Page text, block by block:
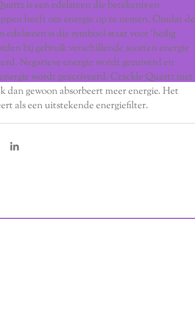
is een edelsteen die betekenis en
heeft om energie op te nemen. Omdat de
edelsteen is die symbool staat voor 'heilig
bij gebruik verschillende soorten energie
Negatieve energie wordt gezuiverd en
wordt geactiveerd. Crackle Quartz met
dan gewoon absorbeert meer energie. Het
als een uitstekende energiefilter.
S